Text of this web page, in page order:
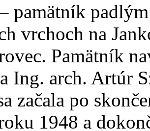
pamätník
vrchoch na
Pamätník
Ing. arch. Artúr
začala po
1948 a